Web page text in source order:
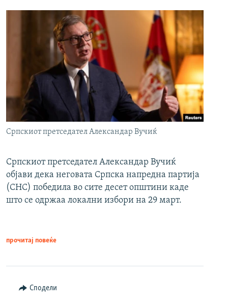
Српскиот претседател Александар Вучиќ
Српскиот претседател Александар Вучиќ
објави дека неговата Српска напредна партија
(СНС) победила во сите десет општини каде
што се одржаа локални избори на 29 март.
прочитај повеќе
Сподели